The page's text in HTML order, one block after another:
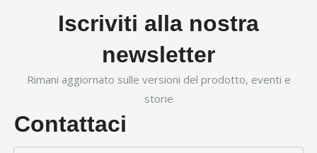
Iscriviti alla nostra
newsletter
Rimani aggiornato sulle versioni del prodotto, eventi e
storie
Contattaci